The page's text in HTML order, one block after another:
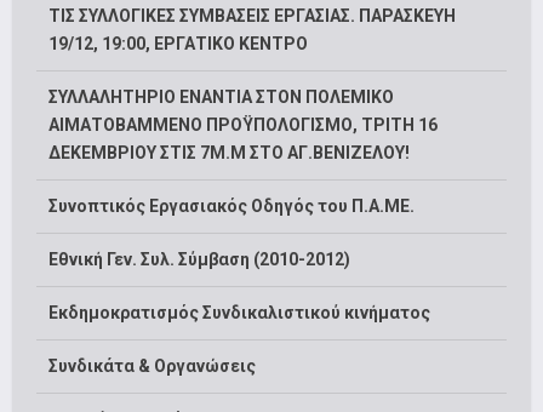
ΤΙΣ ΣΥΛΛΟΓΙΚΕΣ ΣΥΜΒΑΣΕΙΣ ΕΡΓΑΣΙΑΣ. ΠΑΡΑΣΚΕΥΗ
19/12, 19:00, ΕΡΓΑΤΙΚΟ ΚΕΝΤΡΟ
ΣΥΛΛΑΛΗΤΗΡΙΟ ΕΝΑΝΤΙΑ ΣΤΟΝ ΠΟΛΕΜΙΚΟ
ΑΙΜΑΤΟΒΑΜΜΕΝΟ ΠΡΟΫΠΟΛΟΓΙΣΜΟ, ΤΡΙΤΗ 16
ΔΕΚΕΜΒΡΙΟΥ ΣΤΙΣ 7Μ.Μ ΣΤΟ ΑΓ.ΒΕΝΙΖΕΛΟΥ!
Συνοπτικός Εργασιακός Οδηγός του Π.Α.ΜΕ.
Εθνική Γεν. Συλ. Σύμβαση (2010-2012)
Εκδημοκρατισμός Συνδικαλιστικού κινήματος
Συνδικάτα & Οργανώσεις